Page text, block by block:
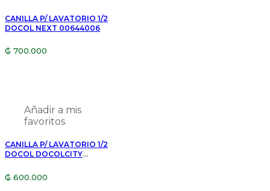
CANILLA P/ LAVATORIO 1/2
DOCOL NEXT 00644006
₲ 700.000
Añadir a mis
favoritos
CANILLA P/ LAVATORIO 1/2
DOCOL DOCOLCITY
₲ 600.000